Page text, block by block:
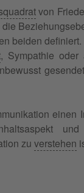
von
beiden definiert.
, Sympathie oder
einen
zu verstehen